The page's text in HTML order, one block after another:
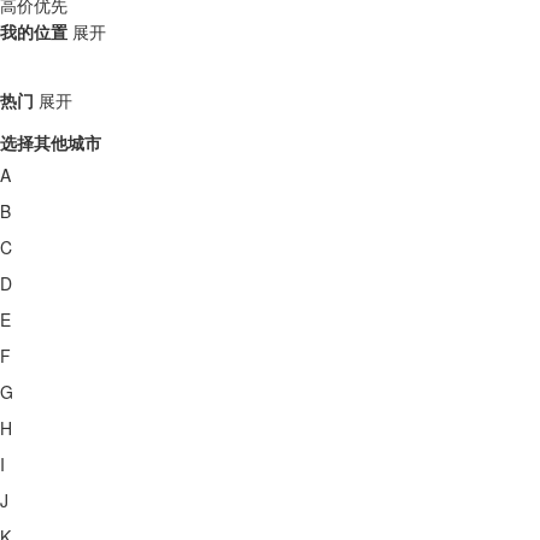
我的位置 展开
热门 展开
选择其他城市
A
B
C
D
E
F
G
H
I
J